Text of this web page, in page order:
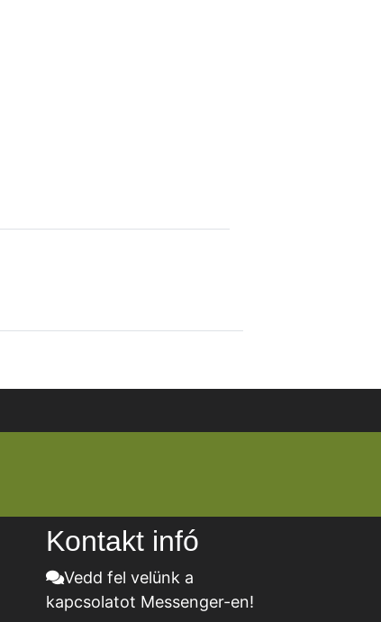
Kontakt infó
Vedd fel velünk a
kapcsolatot Messenger-en!